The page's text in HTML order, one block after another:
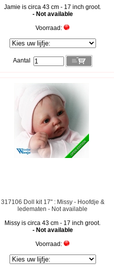
Jamie is circa 43 cm - 17 inch groot.
- Not available
Voorraad:
Aantal
317106 Doll kit 17" : Missy - Hoofdje &
ledematen - Not available
Missy is circa 43 cm - 17 inch groot.
- Not available
Voorraad: